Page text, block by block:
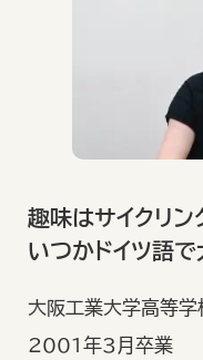
趣味はサイクリン
いつかドイツ語
大阪工業大学高等
2001年3月卒業